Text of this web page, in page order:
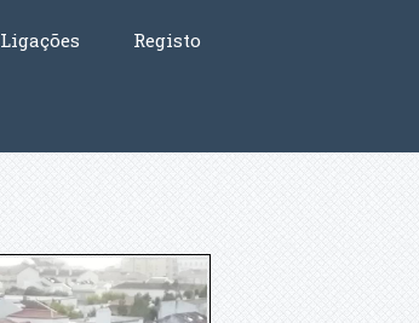
Ligações Registo